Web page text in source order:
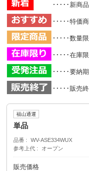
･････新商品
･････特価
･････数量
･････在庫
･････要納
･････販売
福山通運
単品
品番
WV-ASE334WUX
参考上代
オープン
販売価格